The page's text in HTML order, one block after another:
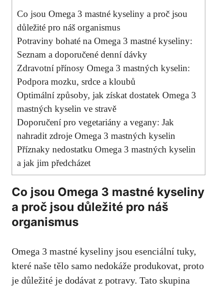
Co jsou Omega 3 mastné kyseliny a proč jsou
důležité pro náš organismus
Potraviny bohaté na Omega 3 mastné kyseliny:
Seznam a doporučené denní dávky
Zdravotní přínosy Omega 3 mastných kyselin:
Podpora mozku, srdce a kloubů
Optimální způsoby, jak získat dostatek Omega 3
mastných kyselin ve stravě
Doporučení pro vegetariány a vegany: Jak
nahradit zdroje Omega 3 mastných kyselin
Příznaky nedostatku Omega 3 mastných kyselin
a jak jim předcházet
Co jsou Omega 3 mastné kyseliny
a proč jsou důležité pro náš
organismus
Omega 3 mastné kyseliny jsou esenciální tuky,
které naše tělo samo nedokáže produkovat, proto
je důležité je dodávat z potravy. Tato skupina